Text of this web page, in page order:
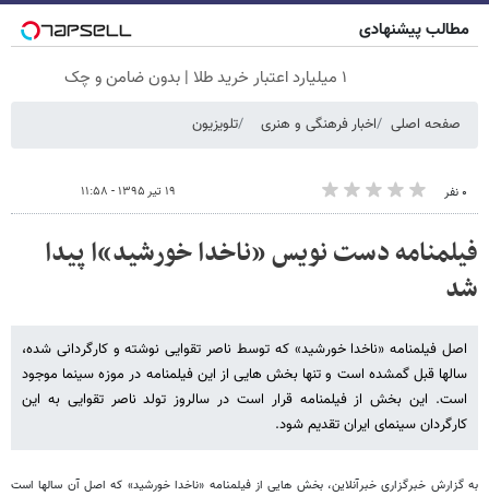
مطالب پیشنهادی
۱ میلیارد اعتبار خرید طلا | بدون ضامن و چک
صفحه اصلی اخبار فرهنگی و هنری تلویزیون
۰ نفر ۱۹ تیر ۱۳۹۵ - ۱۱:۵۸
فیلمنامه دست نویس «ناخدا خورشید»ا پیدا
شد
اصل فیلمنامه «ناخدا خورشید» که توسط ناصر تقوایی نوشته و کارگردانی شده،
سالها قبل گمشده است و تنها بخش هایی از این فیلمنامه در موزه سینما موجود
است. این بخش از فیلمنامه قرار است در سالروز تولد ناصر تقوایی به این
کارگردان سینمای ایران تقدیم شود.
به گزارش خبرگزاری خبرآنلاین، بخش هایی از فیلمنامه «ناخدا خورشید» که اصل آن سالها است